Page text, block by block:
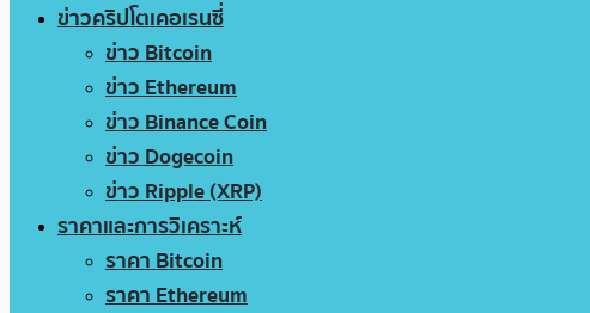
ข่าวคริปโตเคอเรนซี่
ข่าว Bitcoin
ข่าว Ethereum
ข่าว Binance Coin
ข่าว Dogecoin
ข่าว Ripple (XRP)
ราคาและการวิเคราะห์
ราคา Bitcoin
ราคา Ethereum